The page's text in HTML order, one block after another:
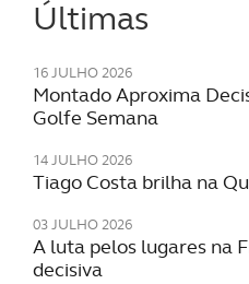
utilização do nosso site de
O ACP garantirá que as
dados pessoais serão
necessário no contexto dos
Realçamos que o bloqueio
tecnologias similares pode
experiência de navegação
Últimas
16 JULHO 2026
Montado Aproxima
Golfe Semana
14 JULHO 2026
Tiago Costa brilha na
03 JULHO 2026
A luta pelos lugares na
decisiva